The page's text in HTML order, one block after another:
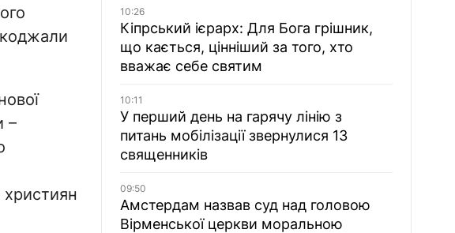
–
християн
10:26
Кіпрський ієрарх: Для Бога грішник,
що кається, цінніший за того, хто
вважає себе святим
10:11
У перший день на гарячу лінію з
питань мобілізації звернулися 13
священників
09:50
Амстердам назвав суд над головою
Вірменської церкви моральною